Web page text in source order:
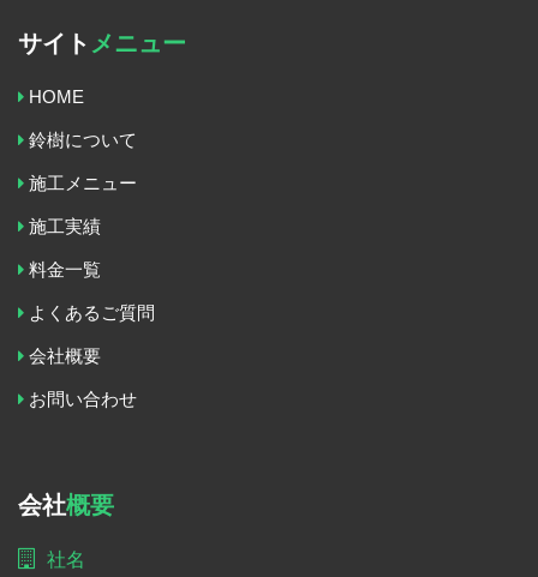
サイト メニュー
HOME
鈴樹について
施工メニュー
施工実績
料金一覧
よくあるご質問
会社概要
お問い合わせ
会社概要
社名